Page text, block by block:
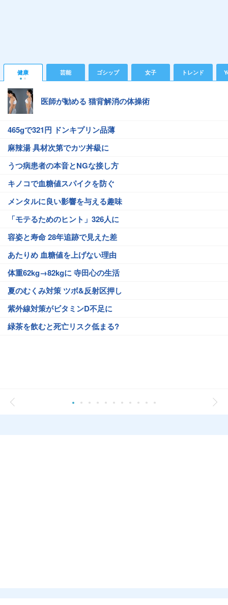
健康 芸能 ゴシップ 女子 トレンド
医師が勧める 猫背解消の体操術
465gで321円 ドンキプリン品薄
麻辣湯 具材次第でカツ丼級に
うつ病患者の本音とNGな接し方
キノコで血糖値スパイクを防ぐ
メンタルに良い影響を与える趣味
「モテるためのヒント」326人に
容姿と寿命 28年追跡で見えた差
あたりめ 血糖値を上げない理由
体重62kg→82kgに 寺田心の生活
夏のむくみ対策 ツボ&反射区押し
紫外線対策がビタミンD不足に
緑茶を飲むと死亡リスク低まる?